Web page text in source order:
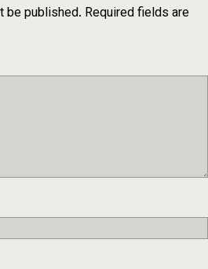
be published. Required fields are